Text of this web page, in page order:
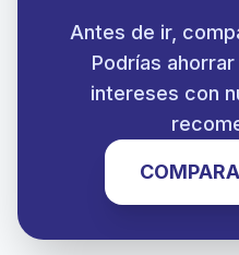
Antes de ir,
Podrías
intereses con